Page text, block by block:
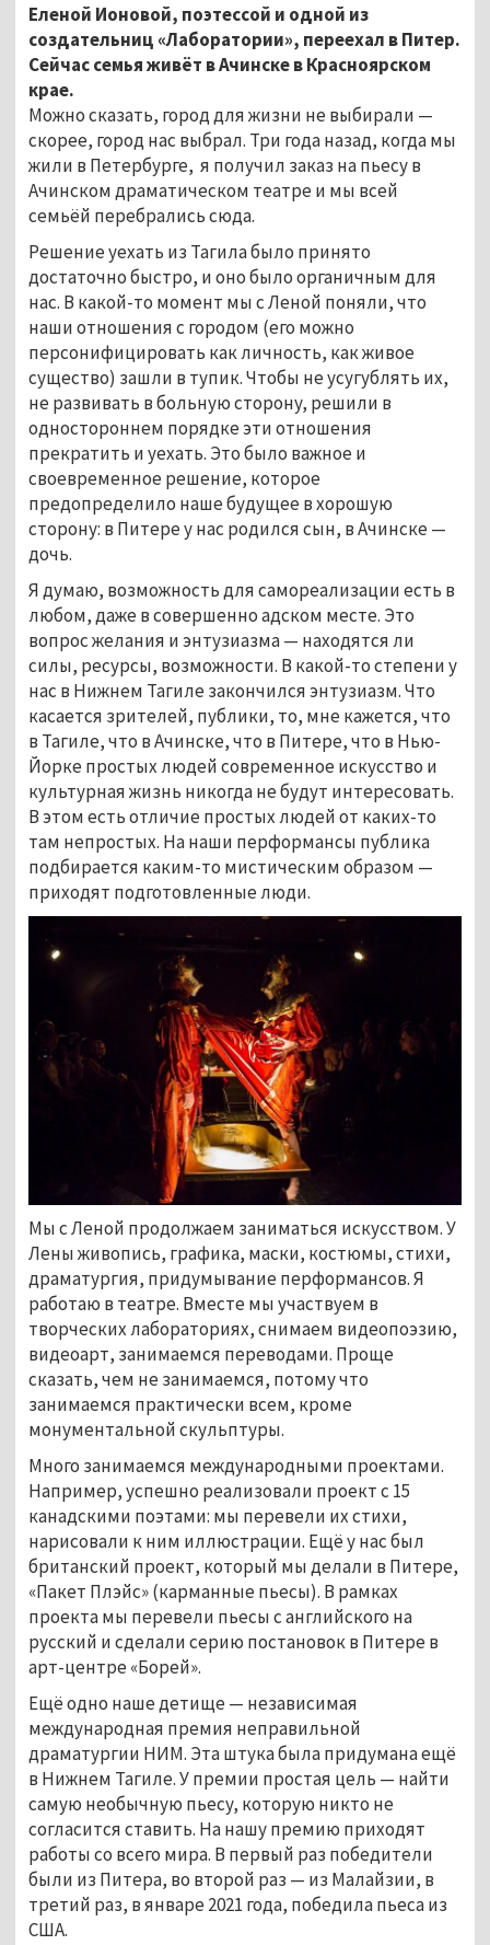
Еленой Ионовой, поэтессой и одной из
создательниц «Лаборатории», переехал в Питер.
Сейчас семья живёт в Ачинске в Красноярском
крае.
Можно сказать, город для жизни не выбирали —
скорее, город нас выбрал. Три года назад, когда мы
жили в Петербурге, я получил заказ на пьесу в
Ачинском драматическом театре и мы всей
семьёй перебрались сюда.
Решение уехать из Тагила было принято
достаточно быстро, и оно было органичным для
нас. В какой-то момент мы с Леной поняли, что
наши отношения с городом (его можно
персонифицировать как личность, как живое
существо) зашли в тупик. Чтобы не усугублять их,
не развивать в больную сторону, решили в
одностороннем порядке эти отношения
прекратить и уехать. Это было важное и
своевременное решение, которое
предопределило наше будущее в хорошую
сторону: в Питере у нас родился сын, в Ачинске —
дочь.
Я думаю, возможность для самореализации есть в
любом, даже в совершенно адском месте. Это
вопрос желания и энтузиазма — находятся ли
силы, ресурсы, возможности. В какой-то степени у
нас в Нижнем Тагиле закончился энтузиазм. Что
касается зрителей, публики, то, мне кажется, что
в Тагиле, что в Ачинске, что в Питере, что в Нью-
Йорке простых людей современное искусство и
культурная жизнь никогда не будут интересовать.
В этом есть отличие простых людей от каких-то
там непростых. На наши перформансы публика
подбирается каким-то мистическим образом —
приходят подготовленные люди.
Мы с Леной продолжаем заниматься искусством. У
Лены живопись, графика, маски, костюмы, стихи,
драматургия, придумывание перформансов. Я
работаю в театре. Вместе мы участвуем в
творческих лабораториях, снимаем видеопоэзию,
видеоарт, занимаемся переводами. Проще
сказать, чем не занимаемся, потому что
занимаемся практически всем, кроме
монументальной скульптуры.
Много занимаемся международными проектами.
Например, успешно реализовали проект с 15
канадскими поэтами: мы перевели их стихи,
нарисовали к ним иллюстрации. Ещё у нас был
британский проект, который мы делали в Питере,
«Пакет Плэйс» (карманные пьесы). В рамках
проекта мы перевели пьесы с английского на
русский и сделали серию постановок в Питере в
арт-центре «Борей».
Ещё одно наше детище — независимая
международная премия неправильной
драматургии НИМ. Эта штука была придумана ещё
в Нижнем Тагиле. У премии простая цель — найти
самую необычную пьесу, которую никто не
согласится ставить. На нашу премию приходят
работы со всего мира. В первый раз победители
были из Питера, во второй раз — из Малайзии, в
третий раз, в январе 2021 года, победила пьеса из
США.